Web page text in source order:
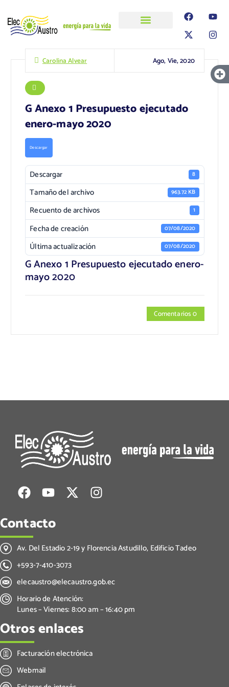
Carolina Alvear Ago, Vie, 2020
G Anexo 1 Presupuesto ejecutado
enero-mayo 2020
Descargar
Descargar 8
Tamaño del archivo 963.72 KB
Recuento de archivos 1
Fecha de creación 07/08/2020
Última actualización 07/08/2020
G Anexo 1 Presupuesto ejecutado enero-
mayo 2020
Comentarios 0
Contacto
Av. Del Estadio 2-19 y Florencia Astudillo, Edificio Tadeo
+593-7-410-3073
elecaustro@elecaustro.gob.ec
Horario de Atención:
Lunes – Viernes: 8:00 am – 16:40 pm
Otros enlaces
Facturación electrónica
Webmail